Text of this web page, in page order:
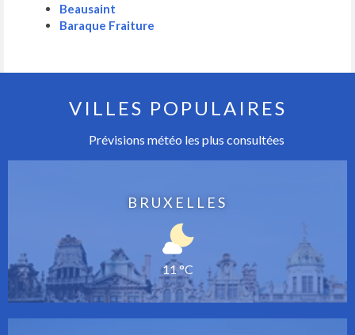
Beausaint
Baraque Fraiture
VILLES POPULAIRES
Prévisions météo les plus consultées
BRUXELLES
11 °C